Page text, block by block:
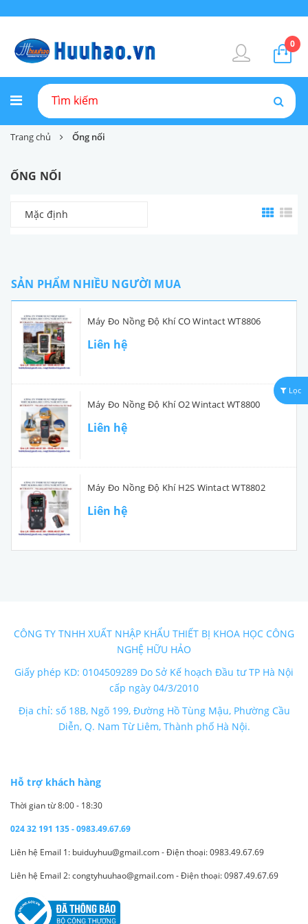
0
Trang chủ Ống nối
ỐNG NỐI
Mặc định
SẢN PHẨM NHIỀU NGƯỜI MUA
Máy Đo Nồng Độ Khí CO Wintact WT8806
Liên hệ
Máy Đo Nồng Độ Khí O2 Wintact WT8800
Liên hệ
Máy Đo Nồng Độ Khí H2S Wintact WT8802
Liên hệ
Lọc
CÔNG TY TNHH XUẤT NHẬP KHẨU THIẾT BỊ KHOA HỌC CÔNG
NGHỆ HỮU HẢO
Giấy phép KD: 0104509289 Do Sở Kế hoạch Đầu tư TP Hà Nội
cấp ngày 04/3/2010
Địa chỉ: số 18B, Ngõ 199, Đường Hồ Tùng Mậu, Phường Cầu
Diễn, Q. Nam Từ Liêm, Thành phố Hà Nội.
Hỗ trợ khách hàng
Thời gian từ 8:00 - 18:30
024 32 191 135 - 0983.49.67.69
Liên hệ Email 1: buiduyhuu@gmail.com - Điện thoại: 0983.49.67.69
Liên hệ Email 2: congtyhuuhao@gmail.com - Điện thoại: 0987.49.67.69